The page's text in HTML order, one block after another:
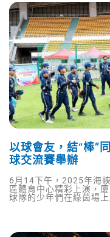
以球會友，結“棒”
球交流賽舉辦
6月14下午，2025年海
區體育中心精彩上演，
球隊的少年們在綠茵場